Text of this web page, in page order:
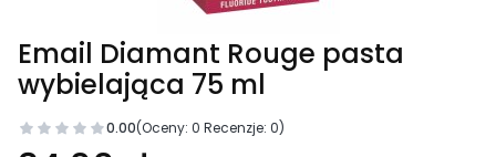
Email Diamant Rouge pasta
wybielająca 75 ml
0.00(Oceny: 0 Recenzje: 0)